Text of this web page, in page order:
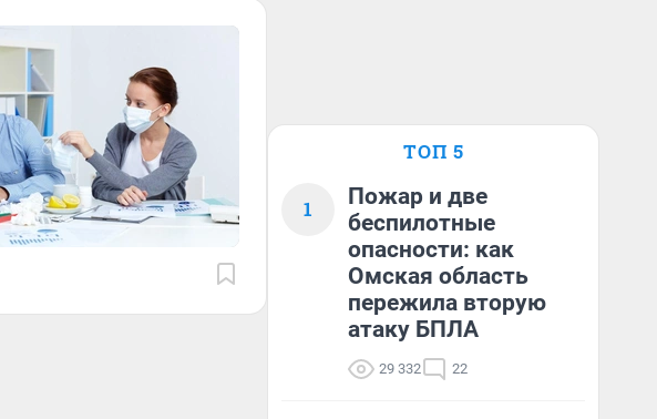
ТОП 5
1
Пожар и две
беспилотные
опасности: как
Омская область
пережила вторую
атаку БПЛА
29 332 22